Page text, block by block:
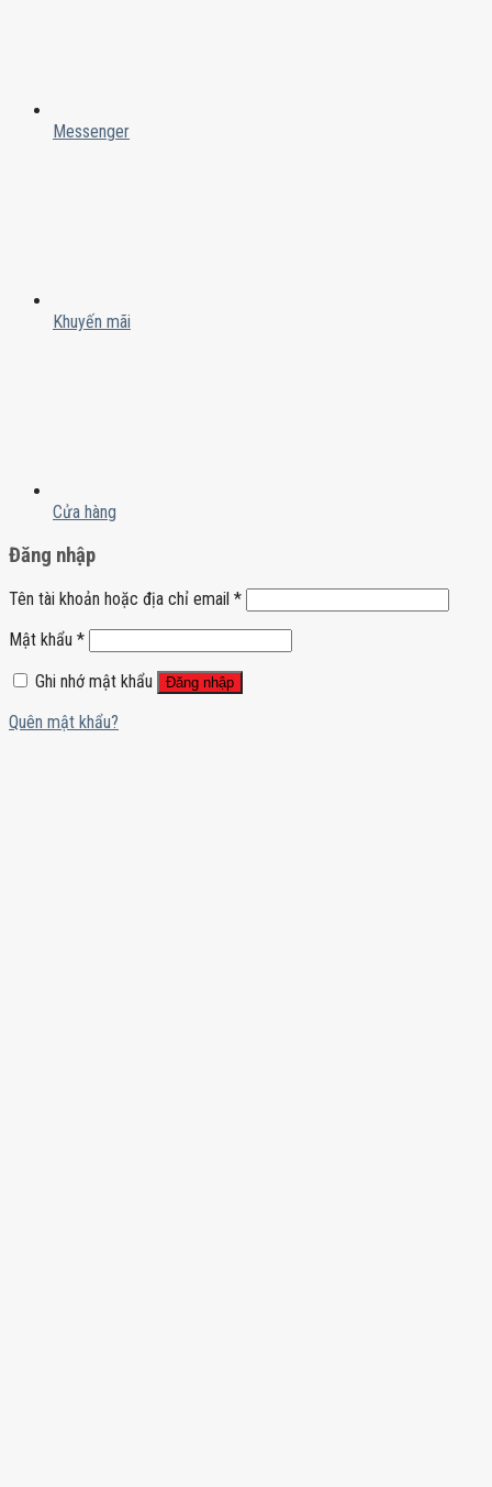
Messenger
Khuyến mãi
Cửa hàng
Đăng nhập
Tên tài khoản hoặc địa chỉ email *
Mật khẩu *
Ghi nhớ mật khẩu
Đăng nhập
Quên mật khẩu?